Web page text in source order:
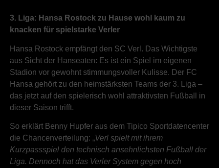
3. Liga: Hansa Rostock zu Hause wohl kaum zu
knacken für spielstarke Verler
Hansa Rostock empfängt den SC Verl. Das Wichtigste
aus Sicht der Hanseaten: Es ist ein Spiel im eigenen
Stadion vor gewohnt stimmungsvoller Kulisse. Der FC
Hansa gehört zu den heimstärksten Teams der 3. Liga –
das jetzt auf den spielerisch wohl attraktivsten Fußball in
dieser Saison trifft.
So erklärt Benny Hupfer aus dem Tipico Sportdatencenter
die Chancenverteilung: „Verl spielt mit ihrem
Kurzpassspiel den technisch ansehnlichsten Fußball der
Liga. Dennoch hat das Verler System gegen hoch